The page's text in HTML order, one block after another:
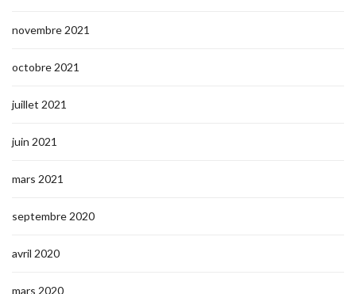
novembre 2021
octobre 2021
juillet 2021
juin 2021
mars 2021
septembre 2020
avril 2020
mars 2020